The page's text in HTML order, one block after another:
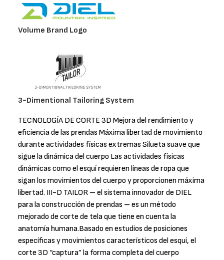
Volume Brand Logo
3-Dimentional Tailoring System
TECNOLOGÍA DE CORTE 3D Mejora del rendimiento y
eficiencia de las prendas Máxima libertad de movimiento
durante actividades físicas extremas Silueta suave que
sigue la dinámica del cuerpo Las actividades físicas
dinámicas como el esquí requieren líneas de ropa que
sigan los movimientos del cuerpo y proporcionen máxima
libertad. III-D TAILOR – el sistema innovador de DIEL
para la construcción de prendas – es un método
mejorado de corte de tela que tiene en cuenta la
anatomía humana.Basado en estudios de posiciones
específicas y movimientos característicos del esquí, el
corte 3D “captura” la forma completa del cuerpo